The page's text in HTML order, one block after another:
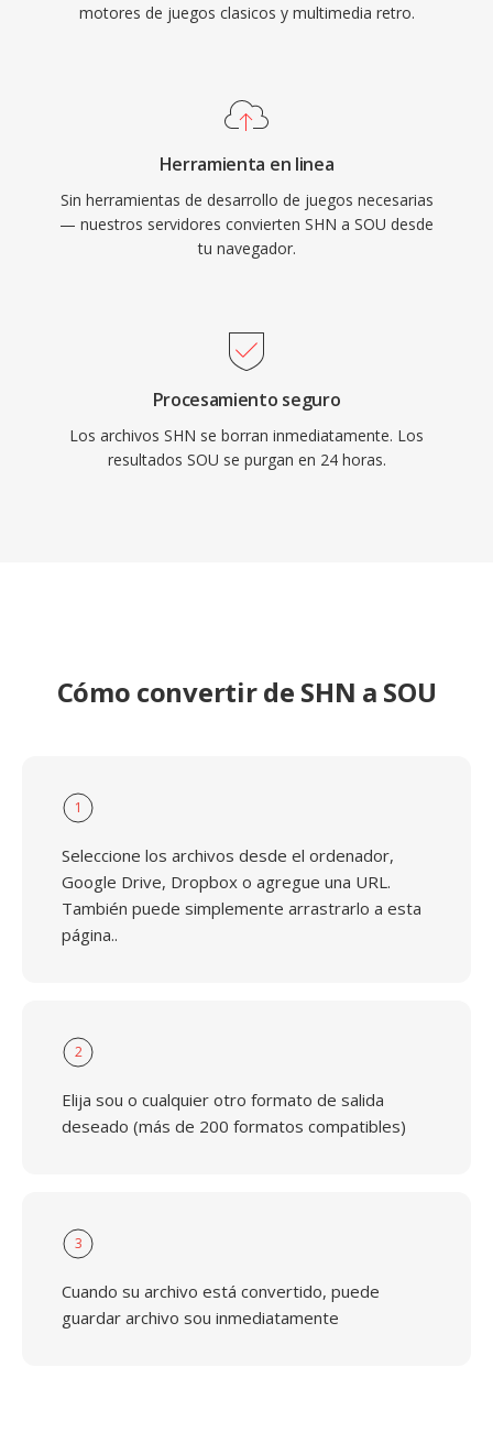
motores de juegos clasicos y multimedia retro.
Herramienta en linea
Sin herramientas de desarrollo de juegos necesarias
— nuestros servidores convierten SHN a SOU desde
tu navegador.
Procesamiento seguro
Los archivos SHN se borran inmediatamente. Los
resultados SOU se purgan en 24 horas.
Cómo convertir de SHN a SOU
1
Seleccione los archivos desde el ordenador,
Google Drive, Dropbox o agregue una URL.
También puede simplemente arrastrarlo a esta
página..
2
Elija sou o cualquier otro formato de salida
deseado (más de 200 formatos compatibles)
3
Cuando su archivo está convertido, puede
guardar archivo sou inmediatamente